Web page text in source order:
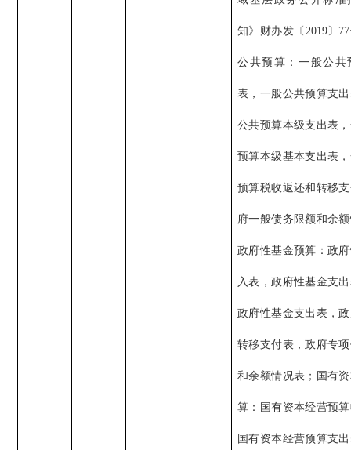
知》财办发〔2019〕
公共预算：一般公共
表，一般公共预算支
公共预算本级支出表
预算本级基本支出表
预算税收返还和转移
府一般债务限额和余
政府性基金预算：政
入表，政府性基金支
政府性基金支出表，
转移支付表，政府专
和余额情况表；国有
算：国有资本经营预
国有资本经营预算支